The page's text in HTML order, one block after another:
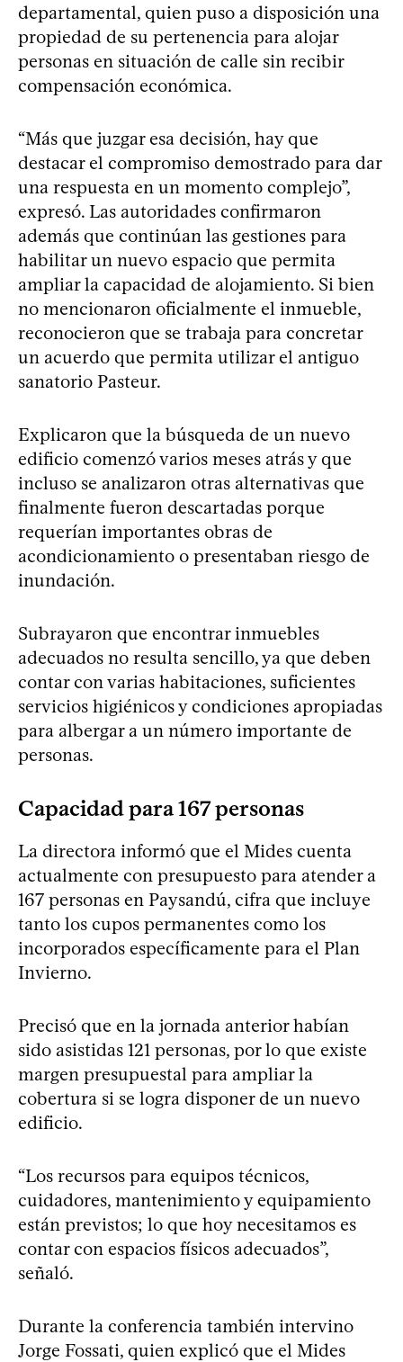
departamental, quien puso a disposición una
propiedad de su pertenencia para alojar
personas en situación de calle sin recibir
compensación económica.
“Más que juzgar esa decisión, hay que
destacar el compromiso demostrado para dar
una respuesta en un momento complejo”,
expresó. Las autoridades confirmaron
además que continúan las gestiones para
habilitar un nuevo espacio que permita
ampliar la capacidad de alojamiento. Si bien
no mencionaron oficialmente el inmueble,
reconocieron que se trabaja para concretar
un acuerdo que permita utilizar el antiguo
sanatorio Pasteur.
Explicaron que la búsqueda de un nuevo
edificio comenzó varios meses atrás y que
incluso se analizaron otras alternativas que
finalmente fueron descartadas porque
requerían importantes obras de
acondicionamiento o presentaban riesgo de
inundación.
Subrayaron que encontrar inmuebles
adecuados no resulta sencillo, ya que deben
contar con varias habitaciones, suficientes
servicios higiénicos y condiciones apropiadas
para albergar a un número importante de
personas.
Capacidad para 167 personas
La directora informó que el Mides cuenta
actualmente con presupuesto para atender a
167 personas en Paysandú, cifra que incluye
tanto los cupos permanentes como los
incorporados específicamente para el Plan
Invierno.
Precisó que en la jornada anterior habían
sido asistidas 121 personas, por lo que existe
margen presupuestal para ampliar la
cobertura si se logra disponer de un nuevo
edificio.
“Los recursos para equipos técnicos,
cuidadores, mantenimiento y equipamiento
están previstos; lo que hoy necesitamos es
contar con espacios físicos adecuados”,
señaló.
Durante la conferencia también intervino
Jorge Fossati, quien explicó que el Mides